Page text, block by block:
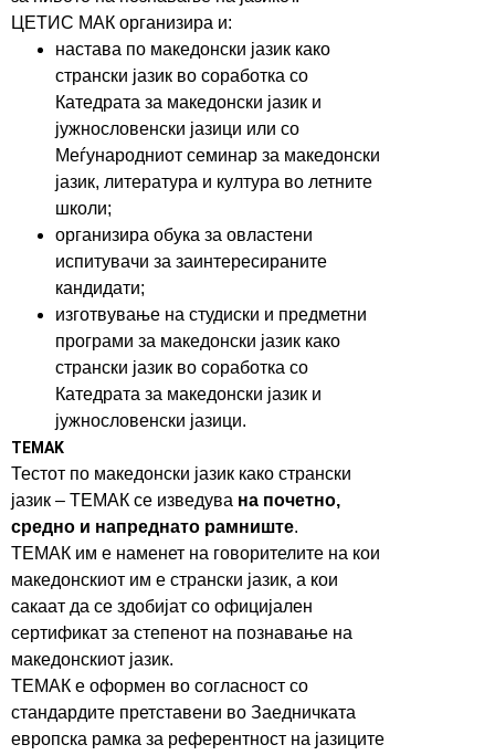
ЦЕТИС МАК организира и:
настава по македонски јазик како
странски јазик во соработка со
Катедрата за македонски јазик и
јужнословенски јазици или со
Меѓународниот семинар за македонски
јазик, литература и култура во летните
школи;
организира обука за овластени
испитувачи за заинтересираните
кандидати;
изготвување на студиски и предметни
програми за македонски јазик како
странски јазик во соработка со
Катедрата за македонски јазик и
јужнословенски јазици.
TEMAK
Тестот по македонски јазик како странски
јазик – ТЕМАК се изведува на почетно,
средно и напреднато рамниште.
ТЕМАК им е наменет на говорителите на кои
македонскиот им е странски јазик, а кои
сакаат да се здобијат со официјален
сертификат за степенот на познавање на
македонскиот јазик.
ТЕМАК е оформен во согласност со
стандардите претставени во Заедничката
европска рамка за референтност на јазиците